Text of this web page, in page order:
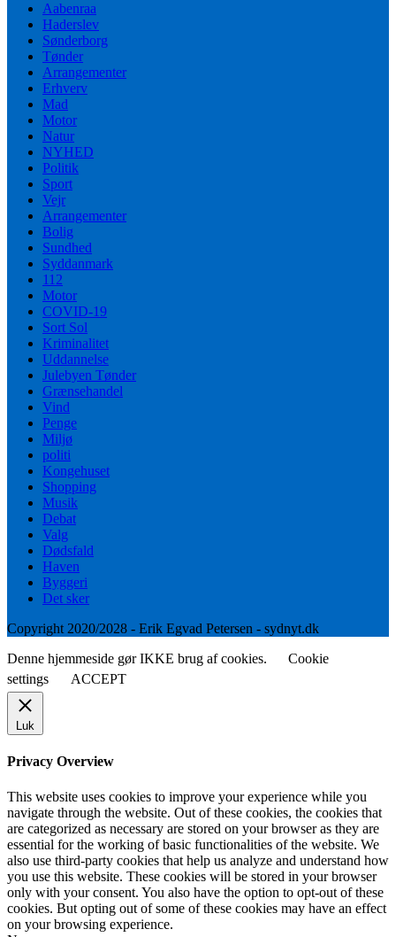
Aabenraa
Haderslev
Sønderborg
Tønder
Arrangementer
Erhverv
Mad
Motor
Natur
NYHED
Politik
Sport
Vejr
Arrangementer
Bolig
Sundhed
Syddanmark
112
Motor
COVID-19
Sort Sol
Kriminalitet
Uddannelse
Julebyen Tønder
Grænsehandel
Vind
Penge
Miljø
politi
Kongehuset
Shopping
Musik
Debat
Valg
Dødsfald
Haven
Byggeri
Det sker
Copyright 2020/2028 - Erik Egvad Petersen - sydnyt.dk
Denne hjemmeside gør IKKE brug af cookies.
Cookie
settings
ACCEPT
Luk
Privacy Overview
This website uses cookies to improve your experience while you
navigate through the website. Out of these cookies, the cookies that
are categorized as necessary are stored on your browser as they are
essential for the working of basic functionalities of the website. We
also use third-party cookies that help us analyze and understand how
you use this website. These cookies will be stored in your browser
only with your consent. You also have the option to opt-out of these
cookies. But opting out of some of these cookies may have an effect
on your browsing experience.